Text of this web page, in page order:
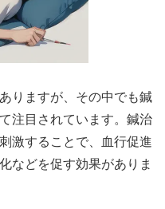
りますが、その中でも鍼
注目されています。鍼治
激することで、血行促進
などを促す効果がありま